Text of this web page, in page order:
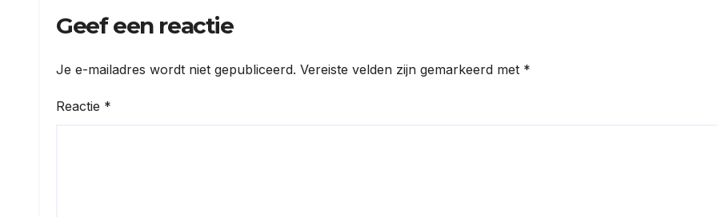
Geef een reactie
Je e-mailadres wordt niet gepubliceerd. Vereiste velden zijn gemarkeerd met *
Reactie *